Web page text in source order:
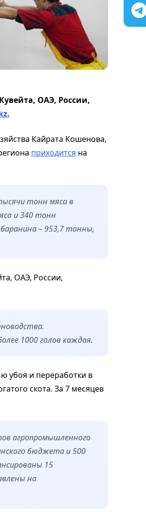
ОАЭ, России,
Кайрата Кошенова,
приходится на
тонн мяса в
и 340 тонн
– 953,7 тонны,
ОАЭ, России,
1000 голов каждая.
убоя и переработки в
скота. За 7 месяцев
агропромышленного
бюджета и 500
15
на